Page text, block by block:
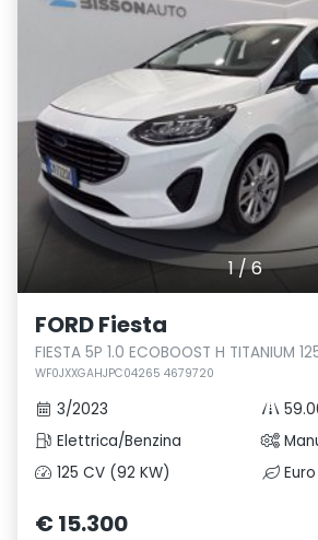
1/6
FORD Fiesta
FIESTA 5P 1.0 ECOBOOST H TITANIUM
WF0JXXGAHJPC04265 4679720
3/2023
Elettrica/Benzina
125 CV (92 KW)
€ 15.300